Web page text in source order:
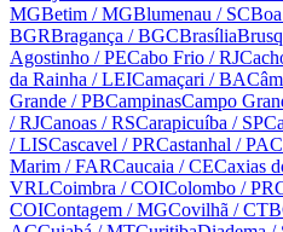
MGBetim / MGBlumenau / SC
BGRBragança / BGCBrasília
Agostinho / PECabo Frio / RJ
da Rainha / LEICamaçari / BA
Grande / PBCampinasCampo
/ RJCanoas / RSCarapicuíba / SP
/ LISCascavel / PRCastanhal / PA
Marim / FARCaucaia / CECaxias
VRLCoimbra / COIColombo / PR
COIContagem / MGCovilhã / CTB